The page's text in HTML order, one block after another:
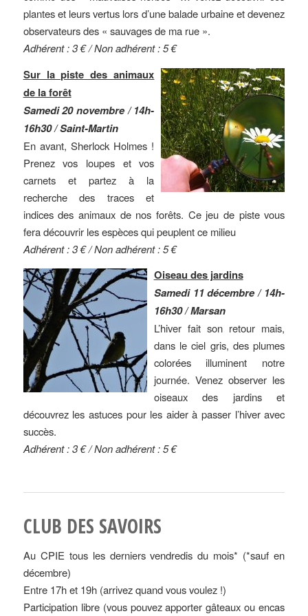
plantes et leurs vertus lors d’une balade urbaine et devenez
observateurs des « sauvages de ma rue ».
Adhérent : 3 € / Non adhérent : 5 €
Sur la piste des animaux
de la forêt
Samedi 20 novembre / 14h-
16h30 / Saint-Martin
En avant, Sherlock Holmes !
Prenez vos loupes et vos
carnets et partez à la
recherche des traces et
indices des animaux de nos forêts. Ce jeu de piste vous
fera découvrir les espèces qui peuplent ce milieu
Adhérent : 3 € / Non adhérent : 5 €
Oiseau des jardins
Samedi 11 décembre / 14h-
16h30 / Marsan
L’hiver fait son retour mais,
dans le ciel gris, des plumes
colorées illuminent notre
journée. Venez observer les
oiseaux des jardins et
découvrez les astuces pour les aider à passer l’hiver avec
succès.
Adhérent : 3 € / Non adhérent : 5 €
CLUB DES SAVOIRS
Au CPIE tous les derniers vendredis du mois* (*sauf en
décembre)
Entre 17h et 19h (arrivez quand vous voulez !)
Participation libre (vous pouvez apporter gâteaux ou encas